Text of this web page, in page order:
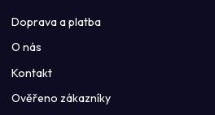
Doprava a platba
O nás
Kontakt
Ověřeno zákazníky